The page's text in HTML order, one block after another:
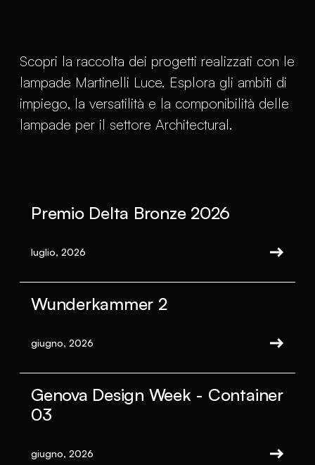
Scopri la raccolta dei progetti realizzati con le
lampade Martinelli Luce. Esplora gli ambiti di
impiego, la versatilità e la componibilità delle
lampade per il settore Architectural.
Premio Delta Bronze 2026
luglio, 2026
Wunderkammer 2
giugno, 2026
Genova Design Week - Container
03
giugno, 2026